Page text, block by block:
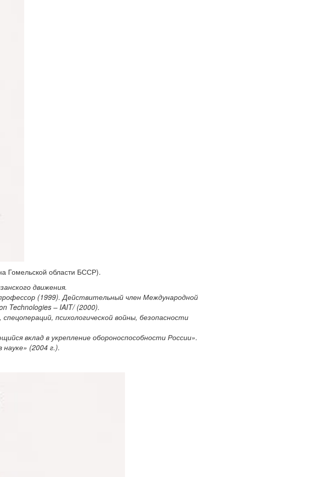
Гомельской области БССР).
движения.
(1999). Действительный член Международной
Technologies – IAIT/ (2000).
психологической войны, безопасности
вклад в укрепление обороноспособности России».
(2004 г.).